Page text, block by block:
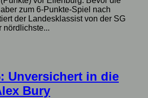
zum 6-Punkte-Spiel nach
der Landesklassist von der SG
nördlichste...
Unversichert in die
Bury